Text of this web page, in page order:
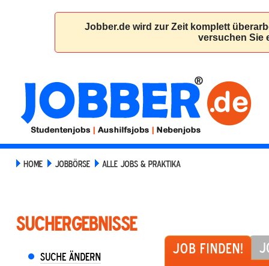
HOME JOBBÖRSE ALLE JOBS & PRAKTIKA
Job finden!
Suchergebnisse
Suche ändern